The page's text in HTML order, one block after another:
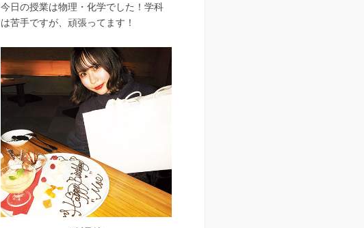
今日の授業は物理・化学でした！学科
は苦手ですが、頑張ってます！